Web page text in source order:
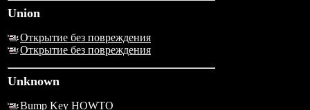
Union
Открытие без повреждения
Открытие без повреждения
Unknown
Bump Key HOWTO